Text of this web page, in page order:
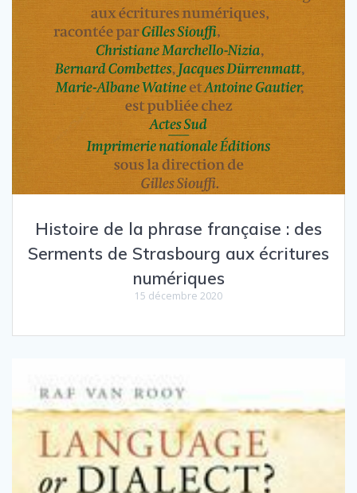
Histoire de la phrase française : des
Serments de Strasbourg aux écritures
numériques
15 décembre 2020